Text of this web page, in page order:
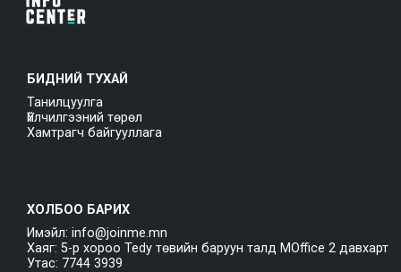
БИДНИЙ ТУХАЙ
Танилцуулга
Үйлчилгээний төрөл
Хамтрагч байгууллага
ХОЛБОО БАРИХ
Имэйл: info@joinme.mn
Хаяг: 5-р хороо Tedy төвийн баруун талд MOffice 2 давхарт
Утас: 7744 3939